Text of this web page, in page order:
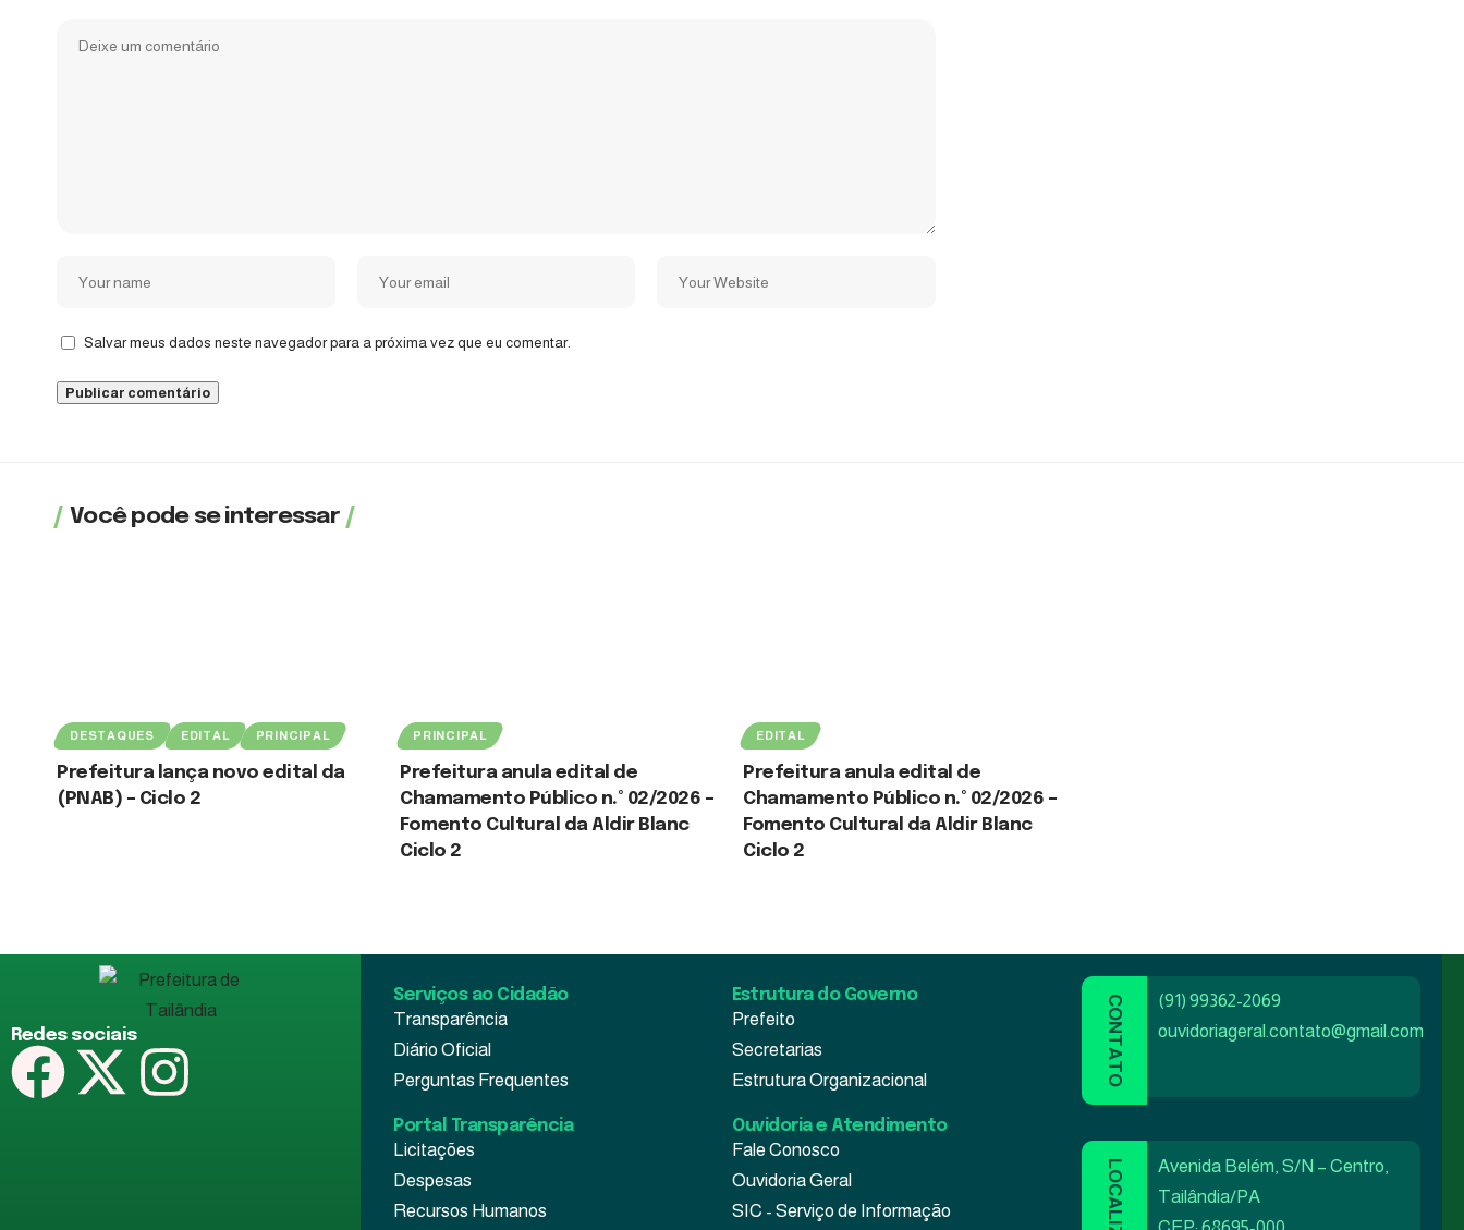
Salvar meus dados neste navegador para a próxima vez que eu comentar.
Você pode se interessar
DESTAQUES EDITAL PRINCIPAL
Prefeitura lança novo edital da
(PNAB) – Ciclo 2
PRINCIPAL
Prefeitura anula edital de
Chamamento Público n.º 02/2026 –
Fomento Cultural da Aldir Blanc
Ciclo 2
EDITAL
Prefeitura anula edital de
Chamamento Público n.º 02/2026 –
Fomento Cultural da Aldir Blanc
Ciclo 2
Redes sociais
Serviços ao Cidadão
Transparência
Diário Oficial
Perguntas Frequentes
Estrutura do Governo
Prefeito
Secretarias
Estrutura Organizacional
Portal Transparência
Licitações
Despesas
Recursos Humanos
Ouvidoria e Atendimento
Fale Conosco
Ouvidoria Geral
SIC - Serviço de Informação
(91) 99362-2069
ouvidoriageral.contato@gmail.com
Avenida Belém, S/N – Centro,
Tailândia/PA